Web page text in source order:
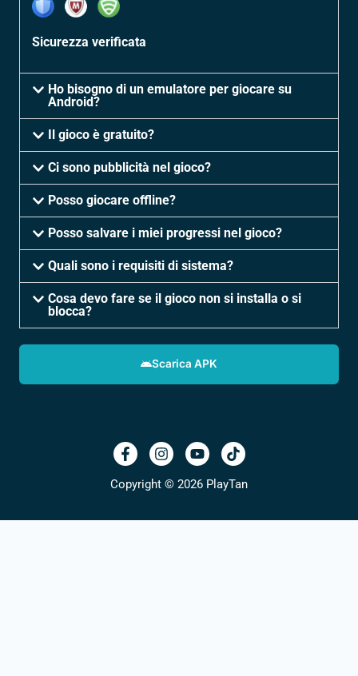
Sicurezza verificata
Ho bisogno di un emulatore per giocare su
Android?
Il gioco è gratuito?
Ci sono pubblicità nel gioco?
Posso giocare offline?
Posso salvare i miei progressi nel gioco?
Quali sono i requisiti di sistema?
Cosa devo fare se il gioco non si installa o si
blocca?
Scarica APK
Copyright © 2026 PlayTan